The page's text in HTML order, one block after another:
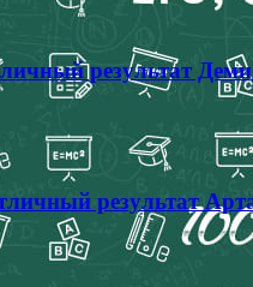
результат
результат